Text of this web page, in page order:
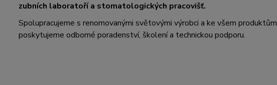
zubních laboratoří a stomatologických pracovišť.
Spolupracujeme s renomovanými světovými výrobci a ke všem produktům
poskytujeme odborné poradenství, školení a technickou podporu.